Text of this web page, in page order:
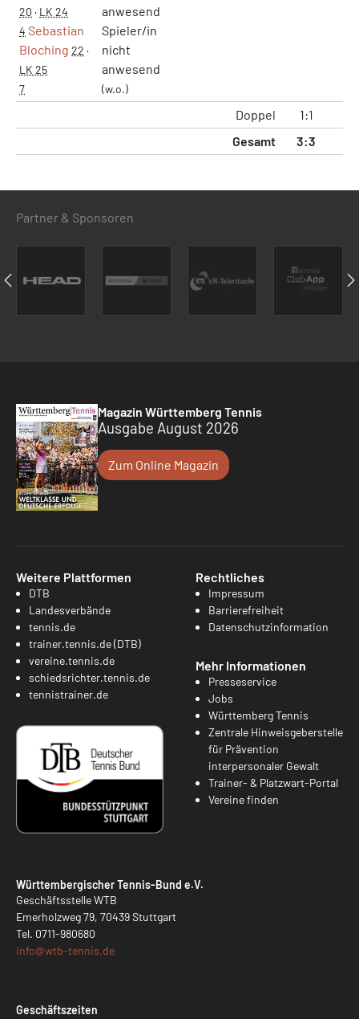
20 · LK 24
4 Sebastian
Bloching 22 ·
LK 25
7
anwesend
Spieler/in
nicht
anwesend
(w.o.)
Doppel 1:1
Gesamt
3:3
Partner & Sponsoren
Magazin Württemberg Tennis
Ausgabe August 2026
Zum Online Magazin
Weitere Plattformen
DTB
Landesverbände
tennis.de
trainer.tennis.de (DTB)
vereine.tennis.de
schiedsrichter.tennis.de
tennistrainer.de
Rechtliches
Impressum
Barrierefreiheit
Datenschutzinformation
Mehr Informationen
Presseservice
Jobs
Württemberg Tennis
Zentrale Hinweisgeberstelle
für Prävention
interpersonaler Gewalt
Trainer- & Platzwart-Portal
Vereine finden
Württembergischer Tennis-Bund e.V.
Geschäftsstelle WTB
Emerholzweg 79, 70439 Stuttgart
Tel. 0711-980680
info@wtb-tennis.de
Geschäftszeiten